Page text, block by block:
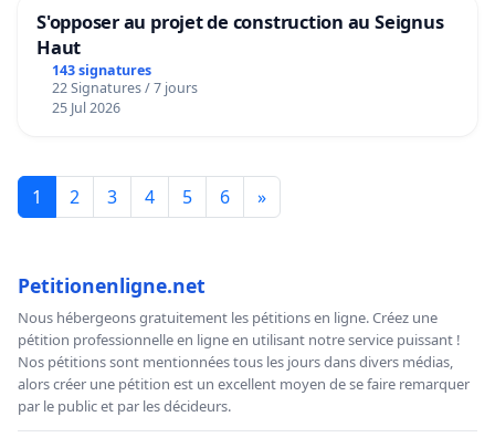
S'opposer au projet de construction au Seignus
Haut
143 signatures
22 Signatures / 7 jours
25 Jul 2026
1 2 3 4 5 6 »
Petitionenligne.net
Nous hébergeons gratuitement les pétitions en ligne. Créez une
pétition professionnelle en ligne en utilisant notre service puissant !
Nos pétitions sont mentionnées tous les jours dans divers médias,
alors créer une pétition est un excellent moyen de se faire remarquer
par le public et par les décideurs.